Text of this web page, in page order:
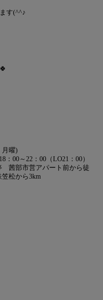
す(^^♪
月曜)
：00～22：00（LO21：00）
茜部市営アパート前から徒
松から3km